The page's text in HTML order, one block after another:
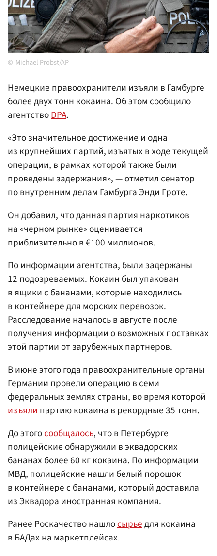
Michael Probst/AP
Немецкие правоохранители изъяли в Гамбурге
более двух тонн кокаина. Об этом сообщило
агентствоDPA.
«Это значительное достижение и одна
из крупнейших партий, изъятых в ходе текущей
операции, в рамках которой также были
проведены задержания», — отметил сенатор
по внутренним делам Гамбурга Энди Гроте.
Он добавил, что данная партия наркотиков
на «черном рынке» оценивается
приблизительно в €100 миллионов.
По информации агентства, были задержаны
12 подозреваемых. Кокаин был упакован
в ящики с бананами, которые находились
в контейнере для морских перевозок.
Расследование началось в августе после
получения информации о возможных поставках
этой партии от зарубежных партнеров.
В июне этого года правоохранительные органы
Германиипровели операцию в семи
федеральных землях страны, во время которой
изъялипартию кокаина в рекордные 35 тонн.
До этогосообщалось, что в Петербурге
полицейские обнаружили в эквадорских
бананах более 60 кг кокаина. По информации
МВД, полицейские нашли белый порошок
в контейнере с бананами, который доставила
изЭквадораиностранная компания.
Ранее Роскачество нашлосырьедля кокаина
в БАДах на маркетплейсах.